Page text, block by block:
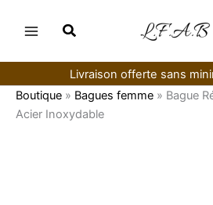
Livraison offerte sans
Boutique » Bagues femme » Bague
Acier Inoxydable